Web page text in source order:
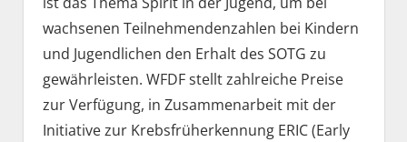
wachsenen Teilnehmendenzahlen bei Kindern
und Jugendlichen den Erhalt des SOTG zu
gewährleisten. WFDF stellt zahlreiche Preise
zur Verfügung, in Zusammenarbeit mit der
Initiative zur Krebsfrüherkennung ERIC (Early